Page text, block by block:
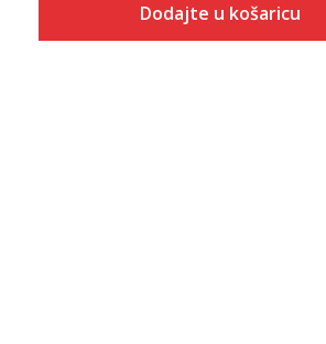
Dodajte u košaricu